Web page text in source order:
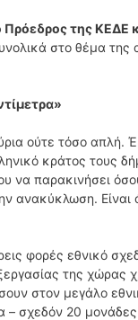
Πρόεδρος της ΚΕΔΕ
στο θέμα της
ούτε τόσο απλή.
κράτος τους
να παρακινήσει
ανακύκλωση. Είναι
φορές εθνικό
της χώρας
στον μεγάλο
σχεδόν 20 μονάδες